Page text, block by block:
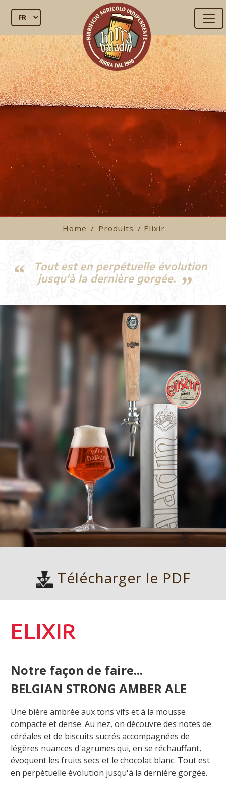
Home / Produits / Elixir
Tout est en perpétuelle évolution
jusqu'à la dernière gorgée.
Télécharger le PDF
ELIXIR
Notre façon de faire...
BELGIAN STRONG AMBER ALE
Une bière ambrée aux tons vifs et à la mousse
compacte et dense. Au nez, on découvre des notes de
céréales et de biscuits sucrés accompagnées de
légères nuances d'agrumes qui, en se réchauffant,
évoquent les fruits secs et le chocolat blanc. Tout est
en perpétuelle évolution jusqu'à la dernière gorgée.